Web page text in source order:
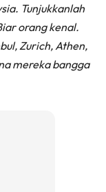
Tunjukkanlah
orang kenal.
Zurich, Athen,
mereka bangga